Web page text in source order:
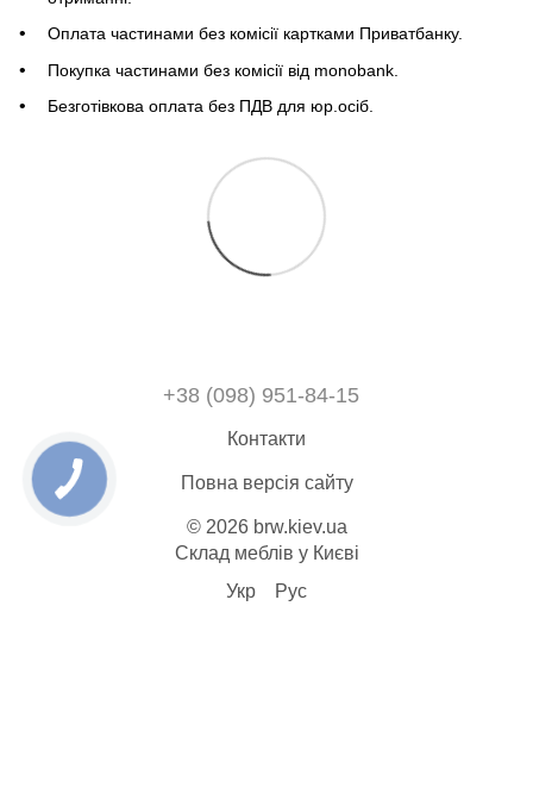
Оплата частинами без комісії картками Приватбанку.
Покупка частинами без комісії від monobank.
Безготівкова оплата без ПДВ для юр.осіб.
+38 (098) 951-84-15
Контакти
Повна версія сайту
© 2026 brw.kiev.ua
Склад меблів у Києві
Укр
Рус